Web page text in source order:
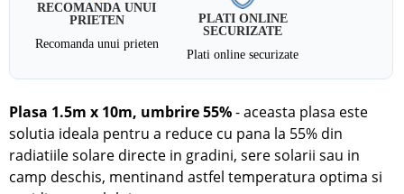
RECOMANDA UNUI
PRIETEN
Recomanda unui prieten
PLATI ONLINE
SECURIZATE
Plati online securizate
Plasa 1.5m x 10m, umbrire 55%- aceasta plasa este
solutia ideala pentru a reduce cu pana la 55% din
radiatiile solare directe in gradini, sere solarii sau in
camp deschis, mentinand astfel temperatura optima si